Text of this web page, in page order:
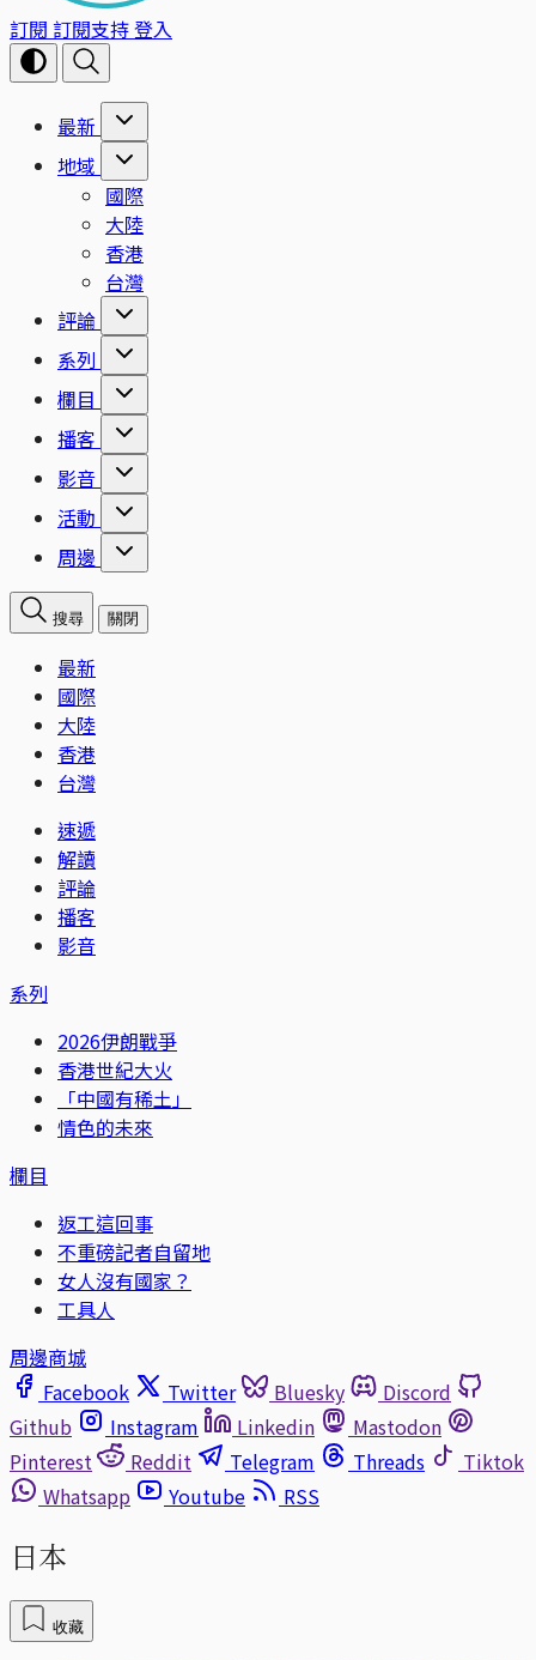
訂閱 訂閱支持登入
最新
地域
國際
大陸
香港
台灣
評論
系列
欄目
播客
影音
活動
周邊
搜尋 關閉
最新
國際
大陸
香港
台灣
速遞
解讀
評論
播客
影音
系列
2026伊朗戰爭
香港世紀大火
「中國有稀土」
情色的未來
欄目
返工這回事
不重磅記者自留地
女人沒有國家？
工具人
周邊商城
Facebook
Twitter Bluesky
Discord
Github
Instagram Linkedin
Mastodon
Pinterest
Reddit Telegram Threads
Tiktok
Whatsapp
Youtube RSS
日本
收藏